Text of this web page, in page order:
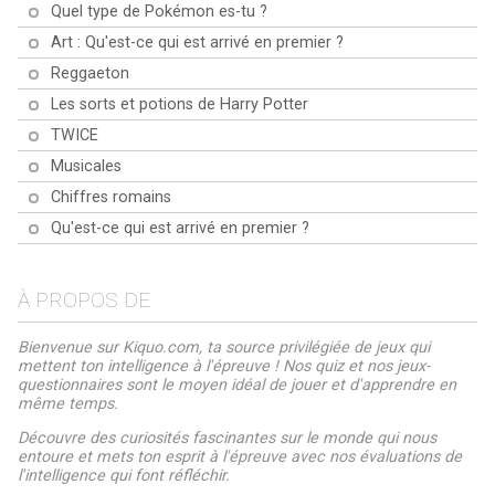
Quel type de Pokémon es-tu ?
Art : Qu'est-ce qui est arrivé en premier ?
Reggaeton
Les sorts et potions de Harry Potter
TWICE
Musicales
Chiffres romains
Qu'est-ce qui est arrivé en premier ?
À PROPOS DE
Bienvenue sur Kiquo.com, ta source privilégiée de jeux qui
mettent ton intelligence à l'épreuve ! Nos quiz et nos jeux-
questionnaires sont le moyen idéal de jouer et d'apprendre en
même temps.
Découvre des curiosités fascinantes sur le monde qui nous
entoure et mets ton esprit à l'épreuve avec nos évaluations de
l'intelligence qui font réfléchir.